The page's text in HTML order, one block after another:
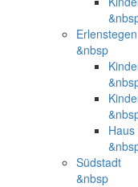
Erlenstegen
&nbsp
Südstadt
&nbsp